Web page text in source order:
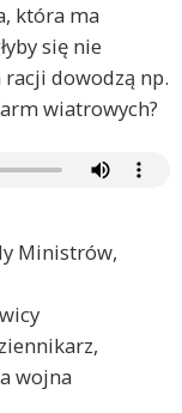
która ma
się nie
dowodzą np.
wiatrowych?
Ministrów,
wojna